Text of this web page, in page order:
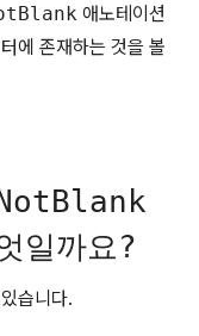
애노테이션
에 존재하는 것을 볼
일까요?
습니다.